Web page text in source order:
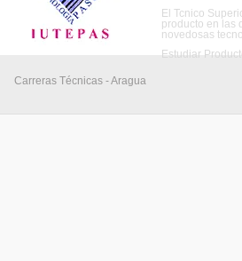
El Tcnico
producto en las
novedosas
Estudiar
Carreras Técnicas - Aragua